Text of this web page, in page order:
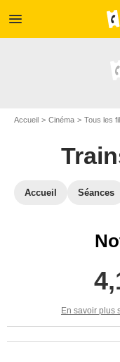
menu
Accueil Cinéma Tous les
Accueil Séances
En savoir plus